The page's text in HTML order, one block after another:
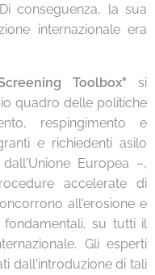
conseguenza, la sua
internazionale era
Toolbox" si
quadro delle politiche
respingimento e
e richiedenti asilo
Europea –,
accelerate di
all'erosione e
su tutti il
Gli esperti
dall'introduzione di tali